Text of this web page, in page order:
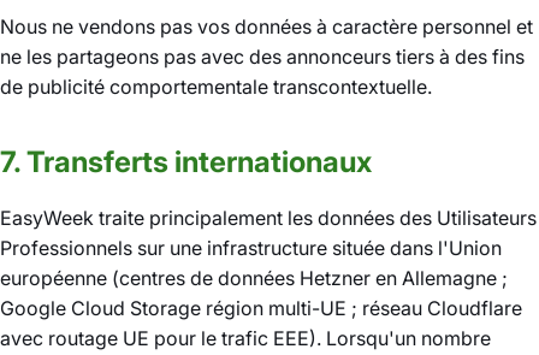
Nous ne vendons pas vos données à caractère personnel et
ne les partageons pas avec des annonceurs tiers à des fins
de publicité comportementale transcontextuelle.
7. Transferts internationaux
EasyWeek traite principalement les données des Utilisateurs
Professionnels sur une infrastructure située dans l'Union
européenne (centres de données Hetzner en Allemagne ;
Google Cloud Storage région multi-UE ; réseau Cloudflare
avec routage UE pour le trafic EEE). Lorsqu'un nombre